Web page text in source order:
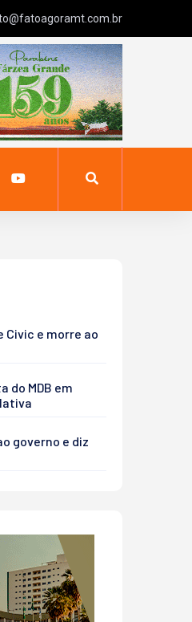
Civic e morre ao
do MDB em
governo e diz